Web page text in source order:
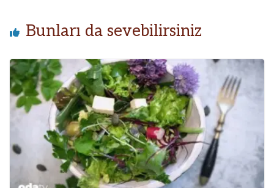
Bunları da sevebilirsiniz